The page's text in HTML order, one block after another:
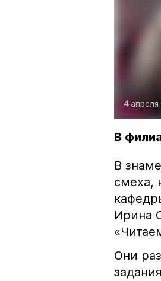
4
В
В
смеха,
Ирина
Они